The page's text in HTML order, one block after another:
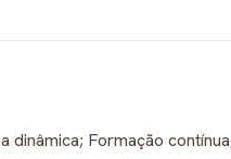
dinâmica; Formação